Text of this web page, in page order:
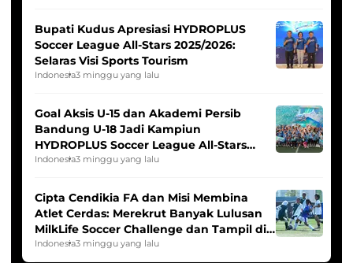
Bupati Kudus Apresiasi HYDROPLUS
Soccer League All-Stars 2025/2026:
Selaras Visi Sports Tourism
Indonesia3 minggu yang lalu
Goal Aksis U-15 dan Akademi Persib
Bandung U-18 Jadi Kampiun
HYDROPLUS Soccer League All-Stars
2025/2026
Indonesia3 minggu yang lalu
Cipta Cendikia FA dan Misi Membina
Atlet Cerdas: Merekrut Banyak Lulusan
MilkLife Soccer Challenge dan Tampil di
HYDROPLUS Soccer League
Indonesia3 minggu yang lalu